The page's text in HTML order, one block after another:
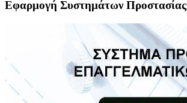
Εφαρμογή Συστημάτων Προστασίας